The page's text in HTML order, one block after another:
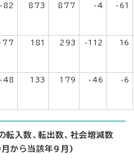
-82 873 877 -4 -61
77 181 293 -112 16
-48 133 179 -46 -6
転入数、転出数、社会増減数
から当該年9月)